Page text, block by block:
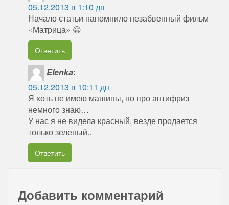
05.12.2013 в 1:10 дп
Начало статьи напомнило незабвенный фильм
«Матрица» 😀
Ответить
Elenka:
05.12.2013 в 10:11 дп
Я хоть не имею машины, но про антифриз
немного знаю…
У нас я не видела красный, везде продается
только зеленый..
Ответить
Добавить комментарий